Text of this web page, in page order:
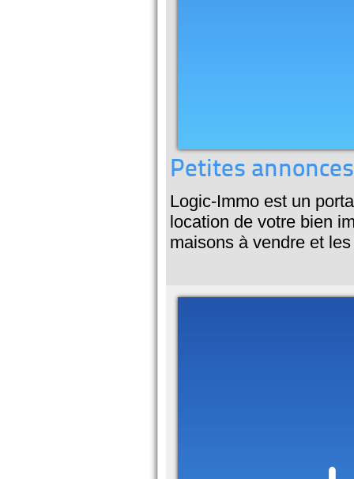
Petites
Logic-Immo est un
location de votre bien
maisons à vendre et